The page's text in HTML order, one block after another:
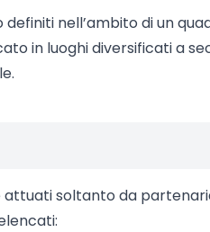
nell’ambito di un
in luoghi diversificati a
attuati soltanto da